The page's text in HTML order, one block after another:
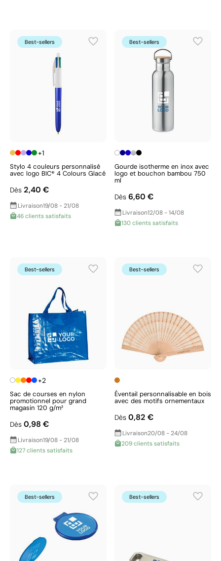
Best-sellers
+1
Stylo 4 couleurs personnalisé
avec logo BIC® 4 Colours Glacé
Dès 2,40 €
Livraison19/08 - 21/08
46 clients satisfaits
Best-sellers
Gourde isotherme en inox avec
logo et bouchon bambou 750
ml
Dès 6,60 €
Livraison12/08 - 14/08
130 clients satisfaits
Best-sellers
+2
Sac de courses en nylon
promotionnel pour grand
magasin 120 g/m²
Dès 0,98 €
Livraison19/08 - 21/08
127 clients satisfaits
Best-sellers
Éventail personnalisable en bois
avec des motifs ornementaux
Dès 0,82 €
Livraison20/08 - 24/08
209 clients satisfaits
Best-sellers Best-sellers